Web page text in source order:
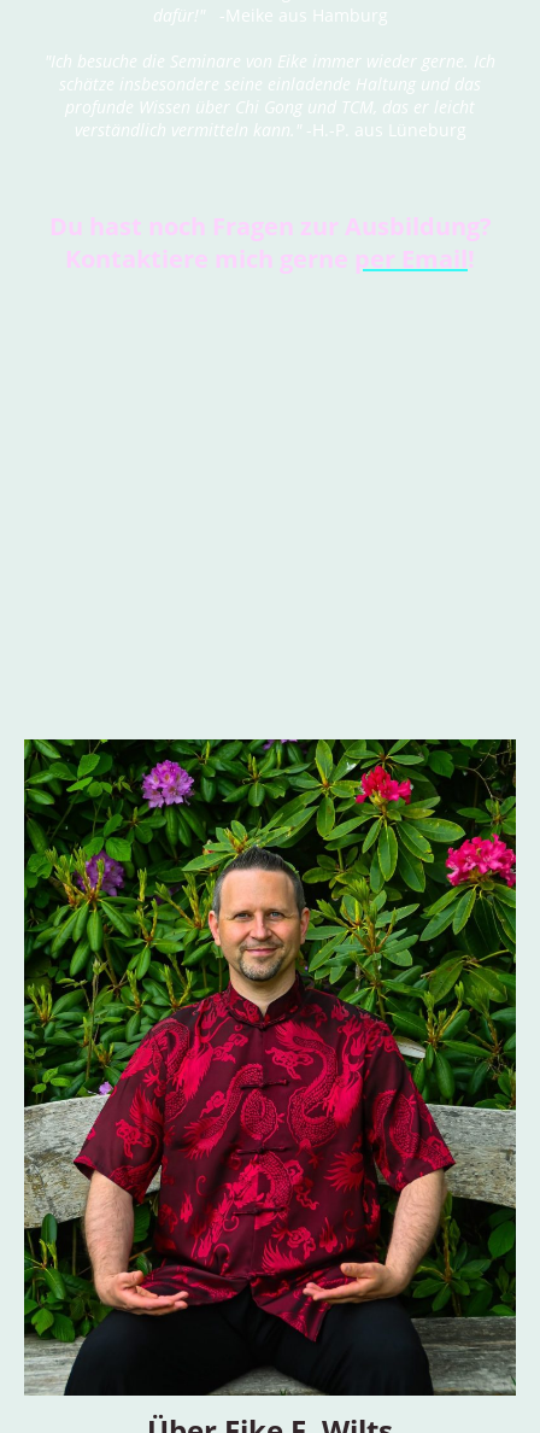
dafür!"-Meike aus Hamburg
"Ich besuche die Seminare von Eike immer wieder gerne. Ich
schätze insbesondere seine einladende Haltung und das
profunde Wissen über Chi Gong und TCM, das er leicht
verständlich vermitteln kann."-H.-P. aus Lüneburg
Du hast noch Fragen zur Ausbildung?
Kontaktiere mich gerne per Email!